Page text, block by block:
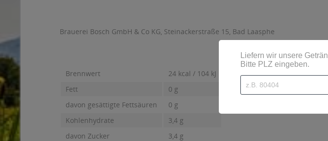
Brauerei Bosch GmbH & Co KG, Steinackerstraße 15, Bad Laasphe
Brennwert
24 kcal / 104 kJ
Fett
0 g
davon gesättigte Fettsäuren
0 g
Kohlenhydrate
3,4 g
davon Zucker
3,4 g